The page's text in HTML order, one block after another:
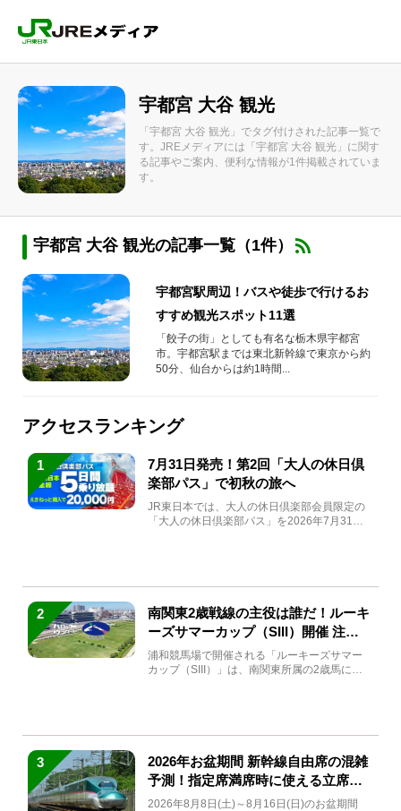
宇都宮 大谷 観光
「宇都宮 大谷 観光」でタグ付けされた記事一覧で
す。JREメディアには「宇都宮 大谷 観光」に関す
る記事やご案内、便利な情報が1件掲載されていま
す。
宇都宮 大谷 観光の記事一覧（1件）
宇都宮駅周辺！バスや徒歩で行けるお
すすめ観光スポット11選
「餃子の街」としても有名な栃木県宇都宮
市。宇都宮駅までは東北新幹線で東京から約
50分、仙台からは約1時間...
アクセスランキング
1
7月31日発売！第2回「大人の休日倶
楽部パス」で初秋の旅へ
JR東日本では、大人の休日倶楽部会員限定の
「大人の休日倶楽部パス」を2026年7月31日
2
南関東2歳戦線の主役は誰だ！ルーキ
ーズサマーカップ（SIII）開催 注目
馬と見どころをチェック
浦和競馬場で開催される「ルーキーズサマー
カップ（SIII）」は、南関東所属の2歳馬によ
3
2026年お盆期間 新幹線自由席の混雑
予測！指定席満席時に使える立席特
急券も解説
2026年8月8日(土)～8月16日(日)のお盆期間